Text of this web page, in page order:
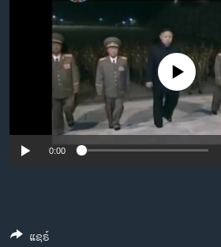
ອິດສະຫຼະພາບດ້ານການຂ່າວ
ຊີວິດຊາວລາວ
ຊຸມຊົນຊາວລາວ
ພາສາອັງກິດ
No media source
0:00
ແຊຣ໌